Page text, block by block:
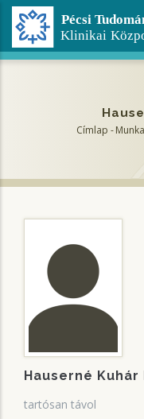
Ugrás
tartalomra
Címlap -
Hauserné Kuhár
tartósan távol